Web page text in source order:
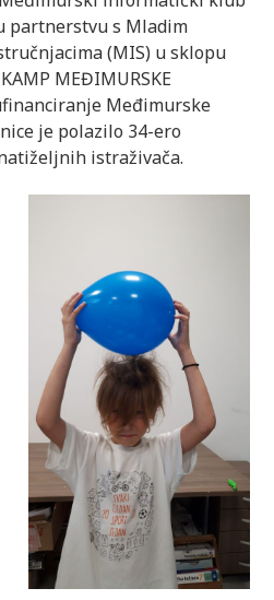
partnerstvu s Mladim
(MIS) u sklopu
MEĐIMURSKE
Međimurske
je polazilo 34-ero
istraživača.